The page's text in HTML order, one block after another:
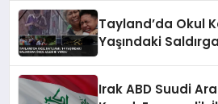
Tayland’da Okul
Yaşındaki
Irak ABD Suudi